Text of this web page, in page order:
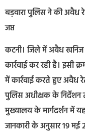
बड़वारा पुलिस ने की अवैध
जप्त
कटनी। जिले में अवैध खनिज
कार्रवाई कर रही है। इसी
में कार्रवाई करते हुए अवैध
पुलिस अधीक्षक के निर्देशन
मुख्यालय के मार्गदर्शन में
जानकारी के अनुसार 19 मई